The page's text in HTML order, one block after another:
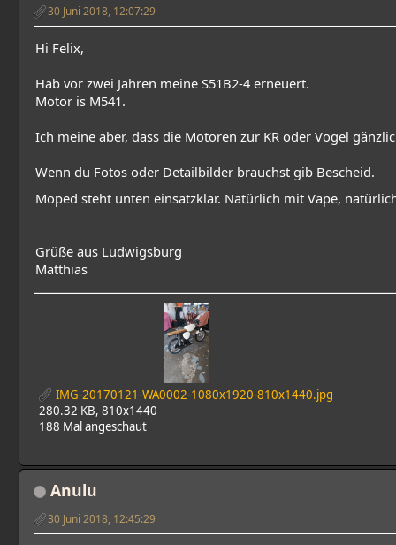
30 Juni 2018, 12:07:29
Hi Felix,
Hab vor zwei Jahren meine S51B2-4 erneuert.
Motor is M541.
Ich meine aber, dass die Motoren zur KR oder Vogel
Wenn du Fotos oder Detailbilder brauchst gib Bescheid.
Moped steht unten einsatzklar. Natürlich mit Vape,
Grüße aus Ludwigsburg
Matthias
IMG-20170121-WA0002-1080x1920-810x1440.jpg
280.32 KB, 810x1440
188 Mal angeschaut
Anulu
30 Juni 2018, 12:45:29